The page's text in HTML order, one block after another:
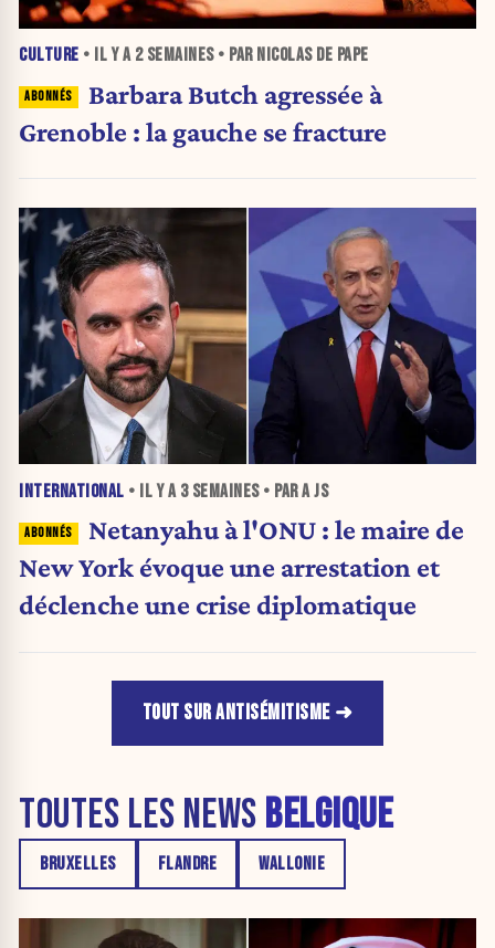
CULTURE • IL Y A 2 SEMAINES• PAR NICOLAS DE PAPE
Barbara Butch agressée à
Grenoble : la gauche se fracture
INTERNATIONAL • IL Y A 3 SEMAINES• PAR A JS
Netanyahu à l'ONU : le maire de
New York évoque une arrestation et
déclenche une crise diplomatique
TOUT SUR ANTISÉMITISME
TOUTES LES NEWS BELGIQUE
BRUXELLES FLANDRE WALLONIE